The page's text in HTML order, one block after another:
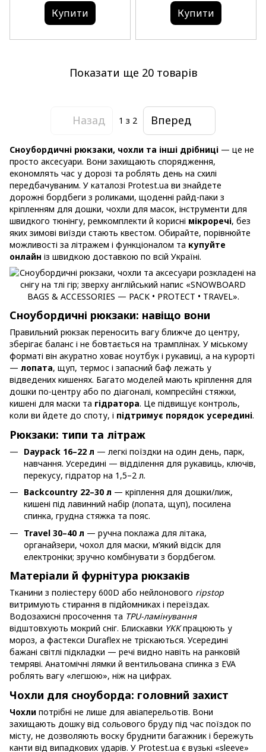
Купити Купити
Показати ще 20 товарів
Назад 1 з 2 Вперед
Сноубордичні рюкзаки, чохли та інші дрібниці — це не
просто аксесуари. Вони захищають спорядження,
економлять час у дорозі та роблять день на схилі
передбачуваним. У каталозі Protest.ua ви знайдете
дорожні бордбеги з роликами, щоденні райд-паки з
кріпленням для дошки, чохли для масок, інструменти для
швидкого тюнінгу, ремкомплекти й корисні мікроречі, без
яких зимові виїзди стають квестом. Обирайте, порівнюйте
можливості за літражем і функціоналом та купуйте
онлайн із швидкою доставкою по всій Україні.
Сноубордичні рюкзаки: навіщо вони
Правильний рюкзак переносить вагу ближче до центру,
зберігає баланс і не бовтається на трамплінах. У міському
форматі він акуратно ховає ноутбук і рукавиці, а на курорті
— лопата, щуп, термос і запасний баф лежать у
відведених кишенях. Багато моделей мають кріплення для
дошки по-центру або по діагоналі, компресійні стяжки,
кишені для маски та гідратора. Це підвищує контроль,
коли ви йдете до споту, і підтримує порядок усередині.
Рюкзаки: типи та літраж
Daypack 16–22 л — легкі поїздки на один день, парк,
навчання. Усередині — відділення для рукавиць, ключів,
перекусу, гідратор на 1,5–2 л.
Backcountry 22–30 л — кріплення для дошки/лиж,
кишені під лавинний набір (лопата, щуп), посилена
спинка, грудна стяжка та пояс.
Travel 30–40 л — ручна поклажа для літака,
органайзери, чохол для маски, м’який відсік для
електроніки; зручно комбінувати з бордбегом.
Матеріали й фурнітура рюкзаків
Тканини з поліестеру 600D або нейлонового ripstop
витримують стирання в підйомниках і переїздах.
Водозахисні просочення та TPU-ламінування
відштовхують мокрий сніг. Блискавки YKKпрацюють у
мороз, а фастекси Duraflex не тріскаються. Усередині
бажані світлі підкладки — речі видно навіть на ранковій
темряві. Анатомічні лямки й вентильована спинка з EVA
роблять вагу «легшою», ніж на цифрах.
Чохли для сноуборда: головний захист
Чохли потрібні не лише для авіаперельотів. Вони
захищають дошку від сольового бруду під час поїздок по
місту, не дозволяють воску бруднити багажник і бережуть
канти від випадкових ударів. У Protest.ua є вузькі «sleeve»